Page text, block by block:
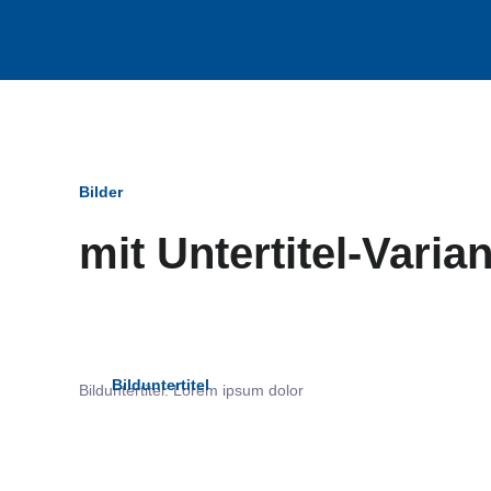
Bilder
mit Untertitel-
Bilduntertitel: Lorem ipsum dolor
Bilduntertitel